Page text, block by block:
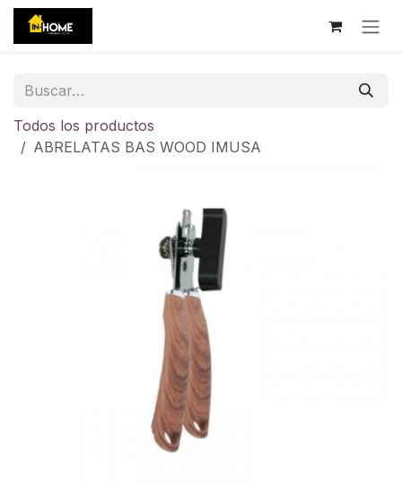
Ir al contenido
Todos los productos
ABRELATAS BAS WOOD IMUSA